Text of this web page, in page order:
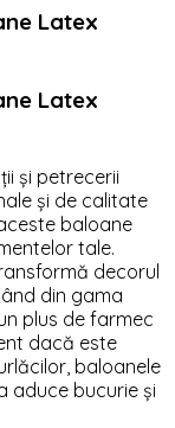
Latex
Latex
și petrecerii
și de calitate
baloane
tale.
decorul
din gama
plus de farmec
dacă este
baloanele
aduce bucurie și